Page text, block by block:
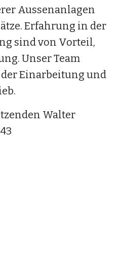
Aussenanlagen
Erfahrung in der
sind von Vorteil,
Unser Team
Einarbeitung und
Walter